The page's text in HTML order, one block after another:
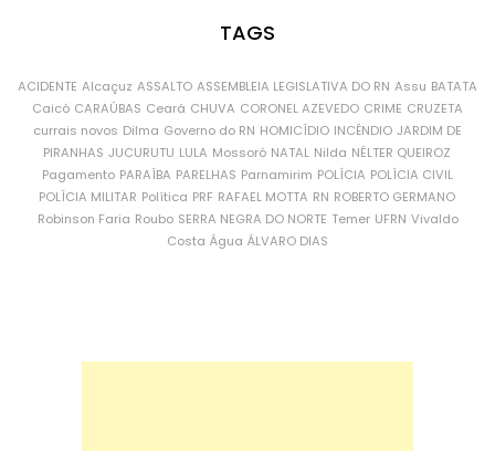
TAGS
ACIDENTE Alcaçuz ASSALTO ASSEMBLEIA LEGISLATIVA DO RN Assu BATATA
Caicó CARAÚBAS Ceará CHUVA CORONEL AZEVEDO CRIME CRUZETA
currais novos Dilma Governo do RN HOMICÍDIO INCÊNDIO JARDIM DE
PIRANHAS JUCURUTU LULA Mossoró NATAL Nilda NÉLTER QUEIROZ
Pagamento PARAÍBA PARELHAS Parnamirim POLÍCIA POLÍCIA CIVIL
POLÍCIA MILITAR Política PRF RAFAEL MOTTA RN ROBERTO GERMANO
Robinson Faria Roubo SERRA NEGRA DO NORTE Temer UFRN Vivaldo
Costa Água ÁLVARO DIAS